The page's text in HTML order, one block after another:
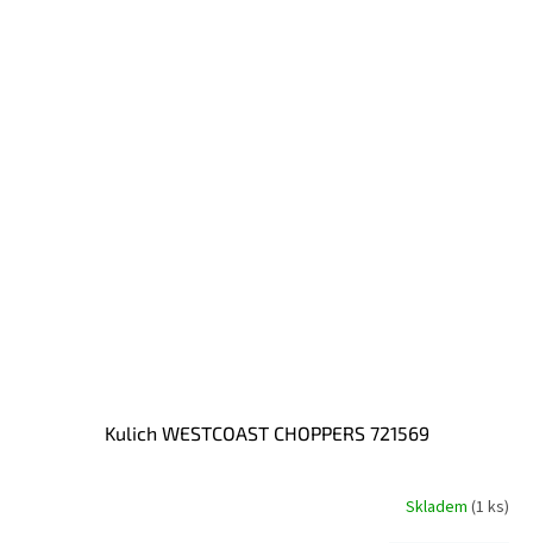
Kulich WESTCOAST CHOPPERS 721569
Skladem (1 ks)